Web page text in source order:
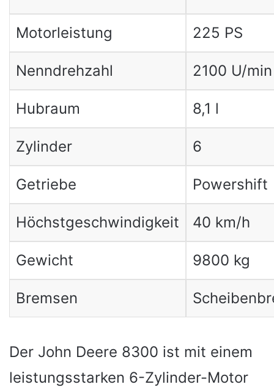
Motorleistung 225 PS
Nenndrehzahl 2100 U/min
Hubraum 8,1 l
Zylinder 6
Getriebe Powershift
Höchstgeschwindigkeit 40 km/h
Gewicht 9800 kg
Bremsen
Der John Deere 8300 ist mit einem
leistungsstarken 6-Zylinder-Motor